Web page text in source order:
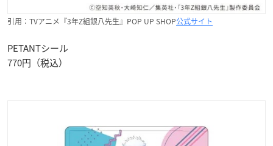
引用：TVアニメ『3年Z組銀八先生』POP UP SHOP公式サイト
PETANTシール
770円（税込）